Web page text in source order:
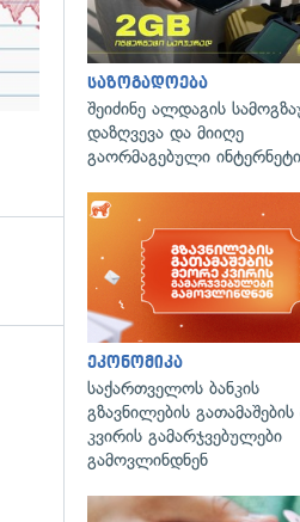
საზოგადოება
შეიძინე ალდაგის
დაზღვევა და მიიღე
გაორმაგებული ინტერნეტი
ეკონომიკა
საქართველოს ბანკის
გზავნილების
კვირის გამარჯვებულები
გამოვლინდნენ